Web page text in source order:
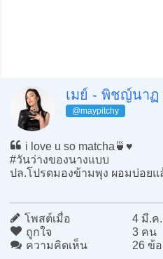
เมย์ - พิชญ์นาฏ
@maypitchy
i love u so matcha🍵♥️
#วันว่างของนางแบบ
ปล.โปรดมองข้ามพุง ผอมบ่อยแ
โพสต์เมื่อ
4 มี.ค.
ถูกใจ
3 คน
ความคิดเห็น
26 ข้